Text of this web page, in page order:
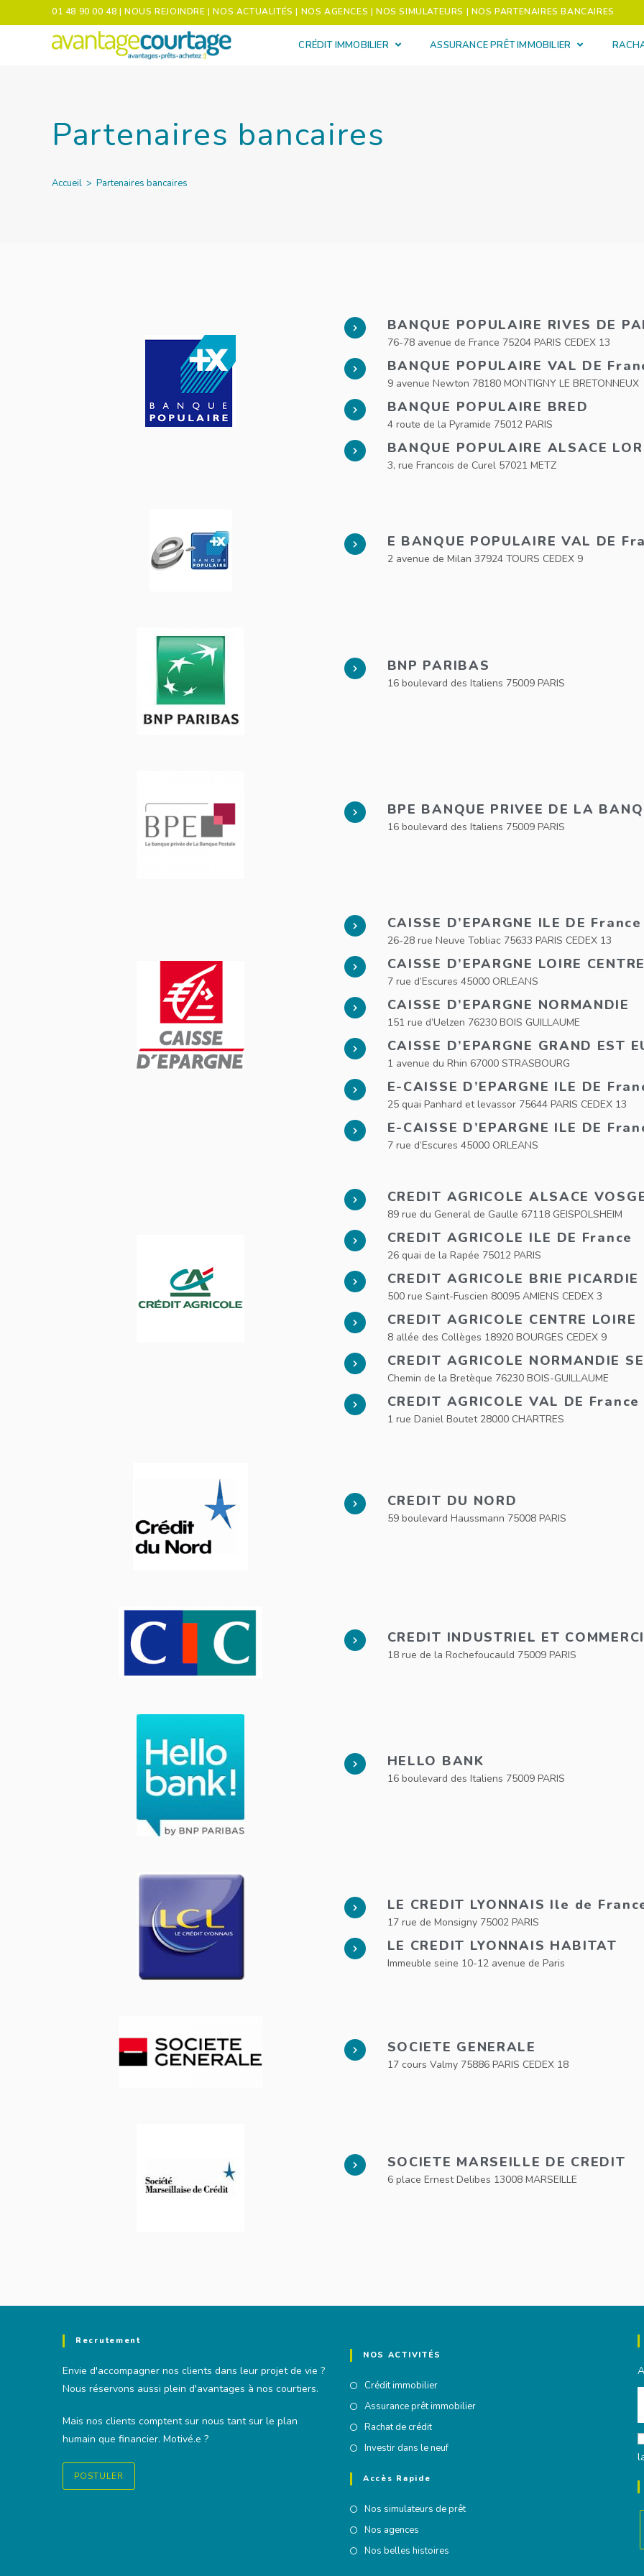
01 48 90 00 48 | NOUS REJOINDRE | NOS ACTUALITÉS| NOS AGENCES | NOS SIMULATEURS | NOS PARTENAIRES BANCAIRES
CRÉDIT IMMOBILIER ASSURANCE PRÊT IMMOBILIER
Partenaires bancaires
Accueil > Partenaires bancaires
BANQUE POPULAIRE RIVES DE
76-78 avenue de France 75204 PARIS CEDEX 13
BANQUE POPULAIRE VAL DE
9 avenue Newton 78180 MONTIGNY LE BRETONNEUX
BANQUE POPULAIRE BRED
4 route de la Pyramide 75012 PARIS
BANQUE POPULAIRE ALSACE
3, rue Francois de Curel 57021 METZ
E BANQUE POPULAIRE VAL DE
2 avenue de Milan 37924 TOURS CEDEX 9
BNP PARIBAS
16 boulevard des Italiens 75009 PARIS
BPE BANQUE PRIVEE DE LA
16 boulevard des Italiens 75009 PARIS
CAISSE D’EPARGNE ILE DE France
26-28 rue Neuve Tobliac 75633 PARIS CEDEX 13
CAISSE D’EPARGNE LOIRE
7 rue d’Escures 45000 ORLEANS
CAISSE D’EPARGNE NORMANDIE
151 rue d’Uelzen 76230 BOIS GUILLAUME
CAISSE D’EPARGNE GRAND EST
1 avenue du Rhin 67000 STRASBOURG
E-CAISSE D’EPARGNE ILE DE
25 quai Panhard et levassor 75644 PARIS CEDEX 13
E-CAISSE D’EPARGNE ILE DE
7 rue d’Escures 45000 ORLEANS
CREDIT AGRICOLE ALSACE
89 rue du General de Gaulle 67118 GEISPOLSHEIM
CREDIT AGRICOLE ILE DE France
26 quai de la Rapée 75012 PARIS
CREDIT AGRICOLE BRIE PICARDIE
500 rue Saint-Fuscien 80095 AMIENS CEDEX 3
CREDIT AGRICOLE CENTRE LOIRE
8 allée des Collèges 18920 BOURGES CEDEX 9
CREDIT AGRICOLE NORMANDIE
Chemin de la Bretèque 76230 BOIS-GUILLAUME
CREDIT AGRICOLE VAL DE France
1 rue Daniel Boutet 28000 CHARTRES
CREDIT DU NORD
59 boulevard Haussmann 75008 PARIS
CREDIT INDUSTRIEL ET
18 rue de la Rochefoucauld 75009 PARIS
HELLO BANK
16 boulevard des Italiens 75009 PARIS
LE CREDIT LYONNAIS Ile de
17 rue de Monsigny 75002 PARIS
LE CREDIT LYONNAIS HABITAT
Immeuble seine 10-12 avenue de Paris
SOCIETE GENERALE
17 cours Valmy 75886 PARIS CEDEX 18
SOCIETE MARSEILLE DE CREDIT
6 place Ernest Delibes 13008 MARSEILLE
Recrutement
Envie d'accompagner nos clients dans leur projet de vie ?
Nous réservons aussi plein d'avantages à nos courtiers.
Mais nos clients comptent sur nous tant sur le plan
humain que financier. Motivé.e ?
POSTULER
NOS ACTIVITÉS
Crédit immobilier
Assurance prêt immobilier
Rachat de crédit
Investir dans le neuf
Accès Rapide
Nos simulateurs de prêt
Nos agences
Nos belles histoires